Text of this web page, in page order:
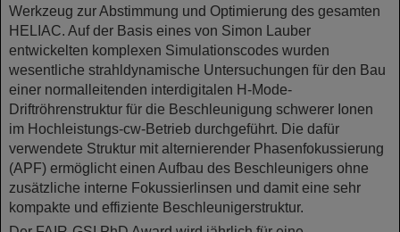
Werkzeug zur Abstimmung und Optimierung des gesamten
HELIAC. Auf der Basis eines von Simon Lauber
entwickelten komplexen Simulationscodes wurden
wesentliche strahldynamische Untersuchungen für den Bau
einer normalleitenden interdigitalen H-Mode-
Driftröhrenstruktur für die Beschleunigung schwerer Ionen
im Hochleistungs-cw-Betrieb durchgeführt. Die dafür
verwendete Struktur mit alternierender Phasenfokussierung
(APF) ermöglicht einen Aufbau des Beschleunigers ohne
zusätzliche interne Fokussierlinsen und damit eine sehr
kompakte und effiziente Beschleunigerstruktur.